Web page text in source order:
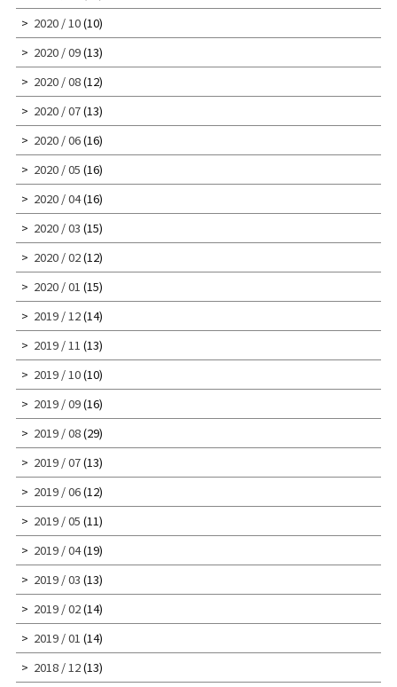
2020 / 10(10)
2020 / 09(13)
2020 / 08(12)
2020 / 07(13)
2020 / 06(16)
2020 / 05 (16)
2020 / 04(16)
2020 / 03 (15)
2020 / 02(12)
2020 / 01 (15)
2019 / 12(14)
2019 / 11 (13)
2019 / 10(10)
2019 / 09(16)
2019 / 08(29)
2019 / 07(13)
2019 / 06(12)
2019 / 05 (11)
2019 / 04(19)
2019 / 03 (13)
2019 / 02(14)
2019 / 01 (14)
2018 / 12(13)